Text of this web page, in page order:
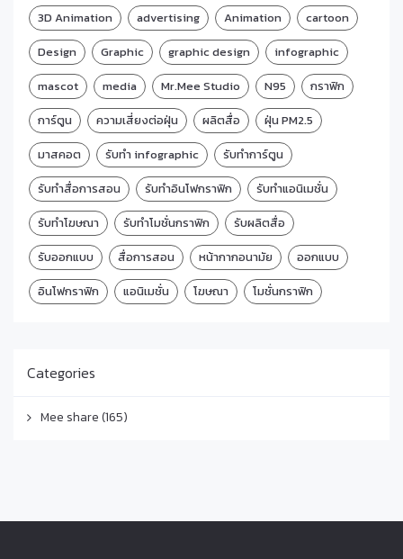
3D Animation advertising Animation
cartoon
Design
Graphic graphic design
infographic
mascot
media Mr.Mee Studio N95
กราฟิก
การ์ตูน
ความเสี่ยงต่อฝุ่น ผลิตสื่อ
ฝุ่น PM2.5
มาสคอต
รับทำ infographic
รับทำการ์ตูน
รับทำสื่อการสอน
รับทำอินโฟกราฟิก
รับทำแอนิเมชั่น
รับทำโฆษณา
รับทำโมชั่นกราฟิก
รับผลิตสื่อ
รับออกแบบ
สื่อการสอน หน้ากากอนามัย
ออกแบบ
อินโฟกราฟิก
แอนิเมชั่น โฆษณา โมชั่นกราฟิก
Categories
Mee share(165)